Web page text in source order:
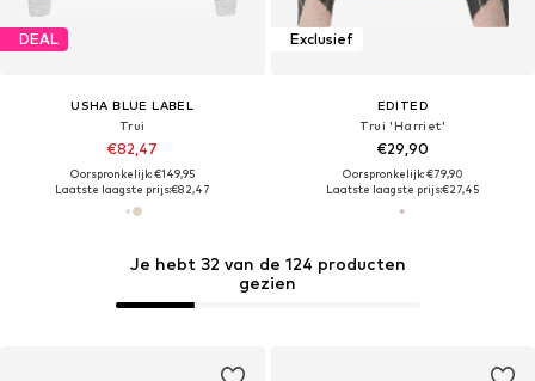
DEAL
USHA BLUE LABEL
Trui
€82,47
Oorspronkelijk: €149,95
Laatste laagste prijs:€82,47
Exclusief
EDITED
Trui 'Harriet'
€29,90
Oorspronkelijk: €79,90
Laatste laagste prijs:€27,45
Je hebt 32 van de 124 producten
gezien